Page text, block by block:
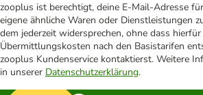
zooplus ist berechtigt, deine E-Mail-Adresse
eigene ähnliche Waren oder Dienstleistungen
dem jederzeit widersprechen, ohne dass
Übermittlungskosten nach den Basistarifen
zooplus Kundenservice kontaktierst. Weitere
in unserer Datenschutzerklärung.